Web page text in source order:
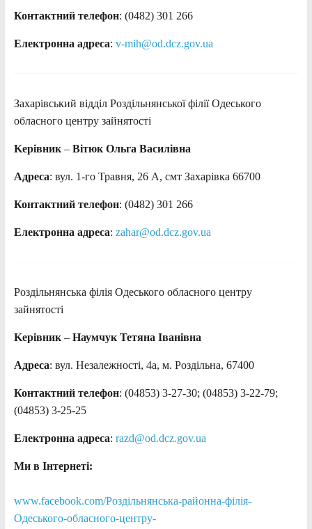
Контактний телефон: (0482) 301 266
Електронна адреса: v-mih@od.dcz.gov.ua
Захарівський відділ Роздільнянської філії Одеського
обласного центру зайнятості
Kерівник– Вітюк Ольга Василівна
Адреса: вул. 1-го Травня, 26 А, смт Захарівка 66700
Контактний телефон: (0482) 301 266
Електронна адреса: zahar@od.dcz.gov.ua
Роздільнянська філія Одеського обласного центру
зайнятості
Kерівник– Наумчук Тетяна Іванівна
Адреса: вул. Незалежності, 4а, м. Роздільна, 67400
Контактний телефон: (04853) 3-27-30; (04853) 3-22-79;
(04853) 3-25-25
Електронна адреса: razd@od.dcz.gov.ua
Ми в Інтернеті:
www.facebook.com/Роздільнянська-районна-філія-
Одеського-обласного-центру-